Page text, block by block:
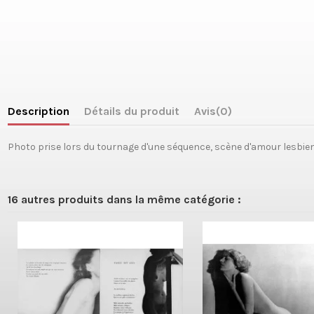
Description Détails du produit Avis(0)
Photo prise lors du tournage d'une séquence, scène d'amour
16 autres produits dans la même catégorie :